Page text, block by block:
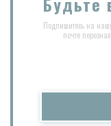
Подпишитесь на
почте